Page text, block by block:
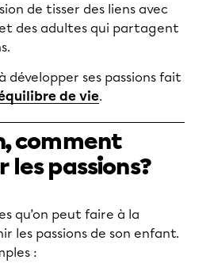
de tisser des liens avec
et des adultes qui partagent
développer ses passions fait
de vie.
comment
passions?
qu’on peut faire à la
les passions de son enfant.
: